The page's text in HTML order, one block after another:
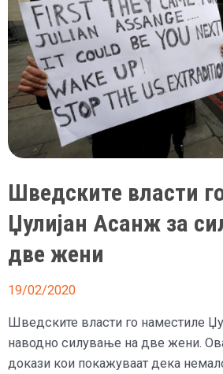
Шведските власти
Џулијан Асанж за
две жени
19/02/2020
Шведските власти го наместиле
наводно силување на две жени.
докази кои покажуваат дека